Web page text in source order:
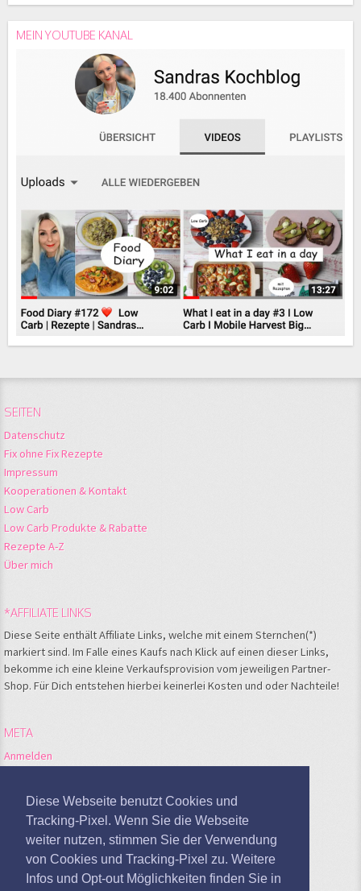
Diese Webseite benutzt Cookies und
Tracking-Pixel. Wenn Sie die Webseite
weiter nutzen, stimmen Sie der Verwendung
von Cookies und Tracking-Pixel zu. Weitere
Infos und Opt-out Möglichkeiten finden Sie in
MEIN YOUTUBE KANAL
SEITEN
Datenschutz
Fix ohne Fix Rezepte
Impressum
Kooperationen & Kontakt
Low Carb
Low Carb Produkte & Rabatte
Rezepte A-Z
Über mich
*AFFILIATE LINKS
Diese Seite enthält Affiliate Links, welche mit einem Sternchen(*)
markiert sind. Im Falle eines Kaufs nach Klick auf einen dieser Links,
bekomme ich eine kleine Verkaufsprovision vom jeweiligen Partner-
Shop. Für Dich entstehen hierbei keinerlei Kosten und oder Nachteile!
META
Anmelden
Kommentare-Feed
Google Analytics deaktivieren